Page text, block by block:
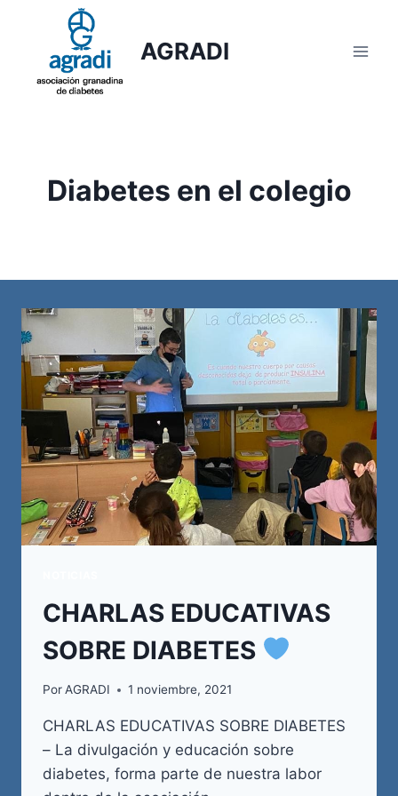
contenido
AGRADI
Diabetes en el colegio
CHARLAS EDUCATIVAS
SOBRE DIABETES
Por AGRADI 1 noviembre, 2021
CHARLAS EDUCATIVAS SOBRE DIABETES
– La divulgación y educación sobre
diabetes, forma parte de nuestra labor